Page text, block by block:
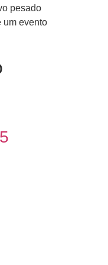
pesado
um evento